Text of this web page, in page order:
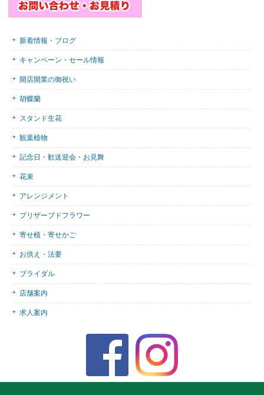
新着情報・ブログ
キャンペーン・セール情報
開店開業の御祝い
胡蝶蘭
スタンド生花
観葉植物
記念日・歓送迎会・お見舞
花束
アレンジメント
プリザーブドフラワー
寄せ植・寄せかご
お供え・法要
ブライダル
店舗案内
求人案内